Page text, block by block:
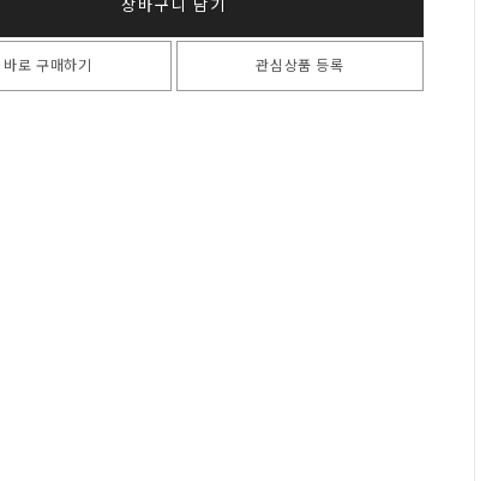
장바구니 담기
바로 구매하기 관심상품 등록